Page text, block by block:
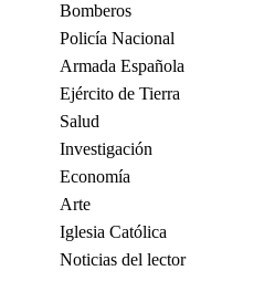
Bomberos
Policía Nacional
Armada Española
Ejército de Tierra
Salud
Investigación
Economía
Arte
Iglesia Católica
Noticias del lector